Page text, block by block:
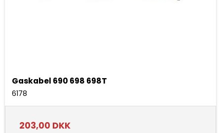
Gaskabel 690 698 698T
6178
203,00 DKK